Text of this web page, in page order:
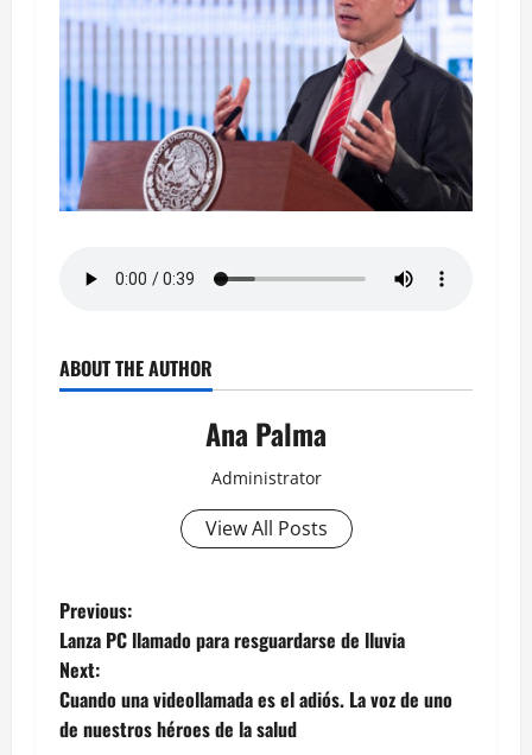
ABOUT THE AUTHOR
Ana Palma
Administrator
View All Posts
Post
navigation
Previous:
Lanza PC llamado para resguardarse de lluvia
Next:
Cuando una videollamada es el adiós. La voz de uno
de nuestros héroes de la salud